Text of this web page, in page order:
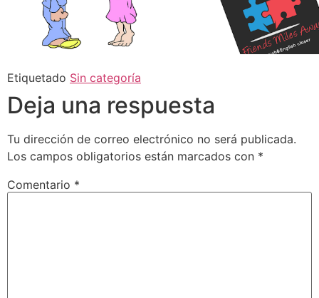
Etiquetado Sin categoría
Deja una respuesta
Tu dirección de correo electrónico no será publicada.
Los campos obligatorios están marcados con *
Comentario *